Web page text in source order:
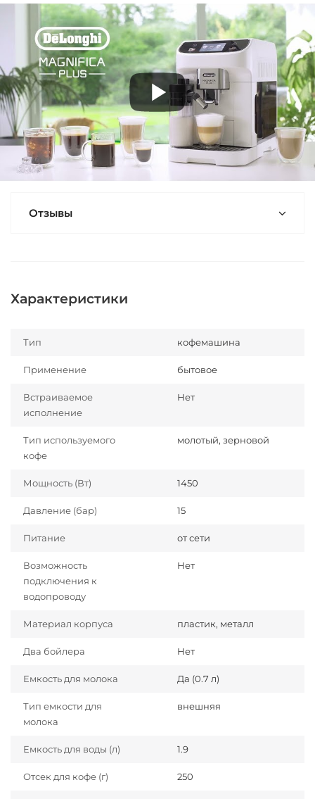
Отзывы
Характеристики
Тип кофемашина
Применение бытовое
Встраиваемое
исполнение
Нет
Тип используемого
кофе
молотый, зерновой
Мощность (Вт) 1450
Давление (бар) 15
Питание от сети
Возможность
подключения к
водопроводу
Нет
Материал корпуса пластик, металл
Два бойлера Нет
Емкость для молока Да (0.7 л)
Тип емкости для
молока
внешняя
Емкость для воды (л) 1.9
Отсек для кофе (г) 250